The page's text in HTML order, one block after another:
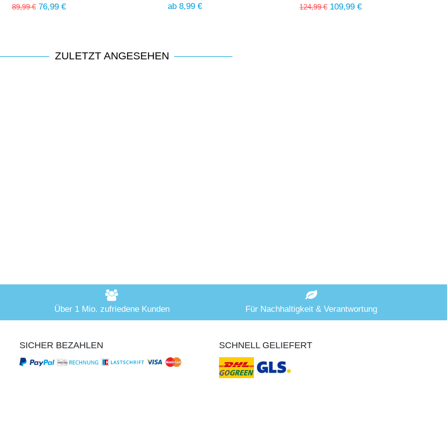
Acrylglas
89,99 € 76,99 € ab 8,99 €
Massivholz (EU)
124,99 € 109,99 €
ZULETZT ANGESEHEN
Über 1 Mio. zufriedene Kunden Für Nachhaltigkeit & Verantwortung
SICHER BEZAHLEN SCHNELL GELIEFERT